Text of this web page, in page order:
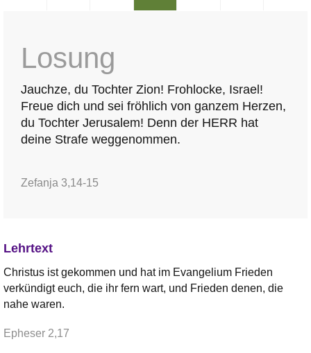
Losung
Jauchze, du Tochter Zion! Frohlocke, Israel!
Freue dich und sei fröhlich von ganzem Herzen,
du Tochter Jerusalem! Denn der HERR hat
deine Strafe weggenommen.
Zefanja 3,14-15
Lehrtext
Christus ist gekommen und hat im Evangelium Frieden
verkündigt euch, die ihr fern wart, und Frieden denen, die
nahe waren.
Epheser 2,17